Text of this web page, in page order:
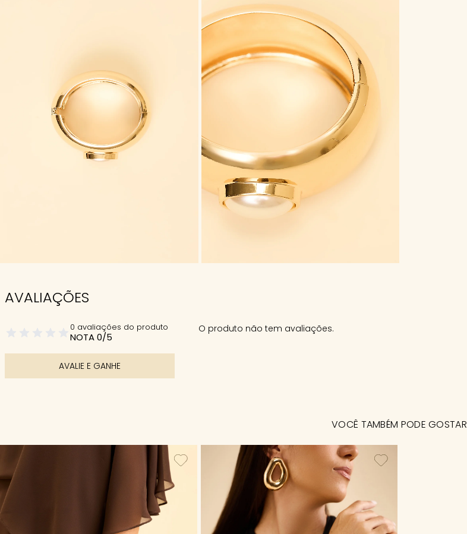
AVALIAÇÕES
0 avaliações do produto
NOTA 0/5
AVALIE E GANHE
O produto não tem avaliações.
VOCÊ TAMBÉM PODE GOSTAR